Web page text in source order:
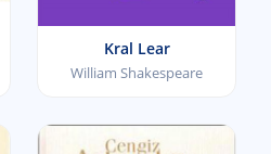
Kral Lear
William Shakespeare